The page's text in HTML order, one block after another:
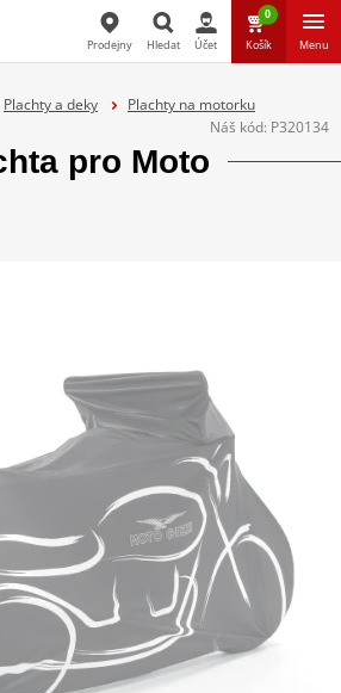
Hledat
Prodejny Hledat Účet
0
Košík Menu
Plachty a deky
Plachty na motorku
Náš kód: P320134
pro Moto